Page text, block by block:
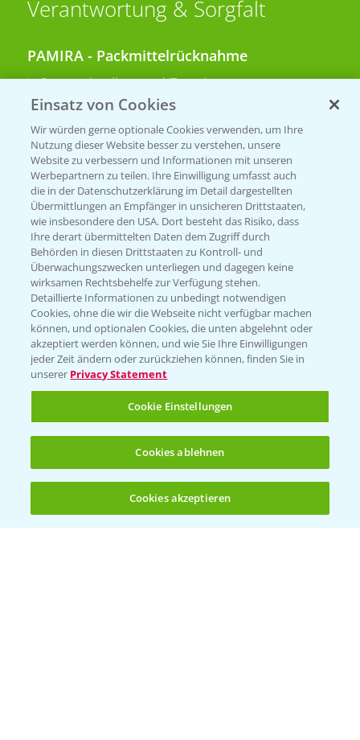
(noch 4)
Verantwortung & Sorgfalt
PAMIRA - Packmittelrücknahme
Sammelstellen und Termine
PRE - Chemikalien sicher entsorgen
Sammelstellen und Termine
Kontakt & Notfall
Beratung auf WhatsApp
T.+49 (0)174 346 564 1
KONTAKT
Hilfe in Notfällen
T.+49 (0)214/30-20220
Folgen Sie uns
Einsatz von Cookies
Wir würden gerne optionale Cookies verwenden, um Ihre
Nutzung dieser Website besser zu verstehen, unsere
Website zu verbessern und Informationen mit unseren
Werbepartnern zu teilen. Ihre Einwilligung umfasst auch
die in der Datenschutzerklärung im Detail dargestellten
Übermittlungen an Empfänger in unsicheren Drittstaaten,
wie insbesondere den USA. Dort besteht das Risiko, dass
Ihre derart übermittelten Daten dem Zugriff durch
Behörden in diesen Drittstaaten zu Kontroll- und
Überwachungszwecken unterliegen und dagegen keine
wirksamen Rechtsbehelfe zur Verfügung stehen.
Detaillierte Informationen zu unbedingt notwendigen
Cookies, ohne die wir die Webseite nicht verfügbar machen
können, und optionalen Cookies, die unten abgelehnt oder
akzeptiert werden können, und wie Sie Ihre Einwilligungen
jeder Zeit ändern oder zurückziehen können, finden Sie in
unserer Privacy Statement
Cookie Einstellungen
Cookies ablehnen
Cookies akzeptieren